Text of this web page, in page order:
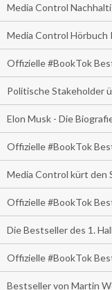
Media Control
Media Control Hörbuch
Offizielle #BookTok
Politische Stakeholder
Elon Musk - Die
Offizielle #BookTok
Media Control kürt den
Offizielle #BookTok
Die Bestseller des 1.
Offizielle #BookTok
Bestseller von Martin